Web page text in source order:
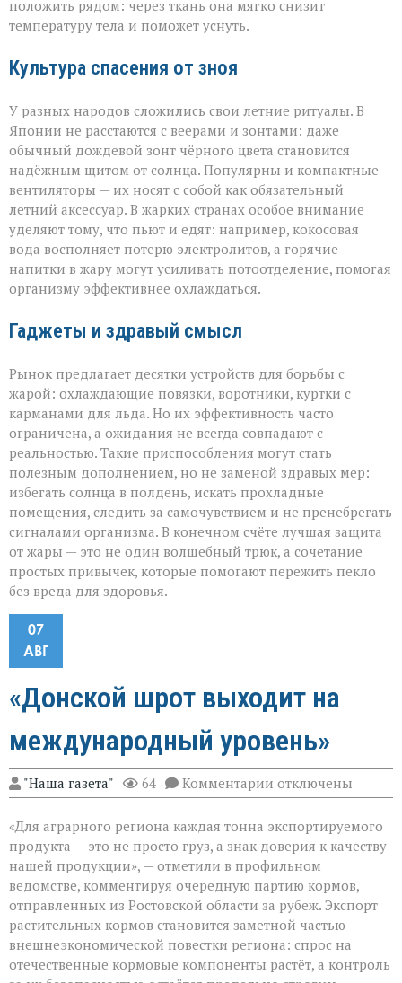
положить рядом: через ткань она мягко снизит
температуру тела и поможет уснуть.
Культура спасения от зноя
У разных народов сложились свои летние ритуалы. В
Японии не расстаются с веерами и зонтами: даже
обычный дождевой зонт чёрного цвета становится
надёжным щитом от солнца. Популярны и компактные
вентиляторы — их носят с собой как обязательный
летний аксессуар. В жарких странах особое внимание
уделяют тому, что пьют и едят: например, кокосовая
вода восполняет потерю электролитов, а горячие
напитки в жару могут усиливать потоотделение, помогая
организму эффективнее охлаждаться.
Гаджеты и здравый смысл
Рынок предлагает десятки устройств для борьбы с
жарой: охлаждающие повязки, воротники, куртки с
карманами для льда. Но их эффективность часто
ограничена, а ожидания не всегда совпадают с
реальностью. Такие приспособления могут стать
полезным дополнением, но не заменой здравых мер:
избегать солнца в полдень, искать прохладные
помещения, следить за самочувствием и не пренебрегать
сигналами организма. В конечном счёте лучшая защита
от жары — это не один волшебный трюк, а сочетание
простых привычек, которые помогают пережить пекло
без вреда для здоровья.
07
АВГ
«Донской шрот выходит на
международный уровень»
"Наша газета" 64 Комментарии к
записи
шрот
выходит
международный
уровень»
отключены
«Для аграрного региона каждая тонна экспортируемого
продукта — это не просто груз, а знак доверия к качеству
нашей продукции», — отметили в профильном
ведомстве, комментируя очередную партию кормов,
отправленных из Ростовской области за рубеж. Экспорт
растительных кормов становится заметной частью
внешнеэкономической повестки региона: спрос на
отечественные кормовые компоненты растёт, а контроль